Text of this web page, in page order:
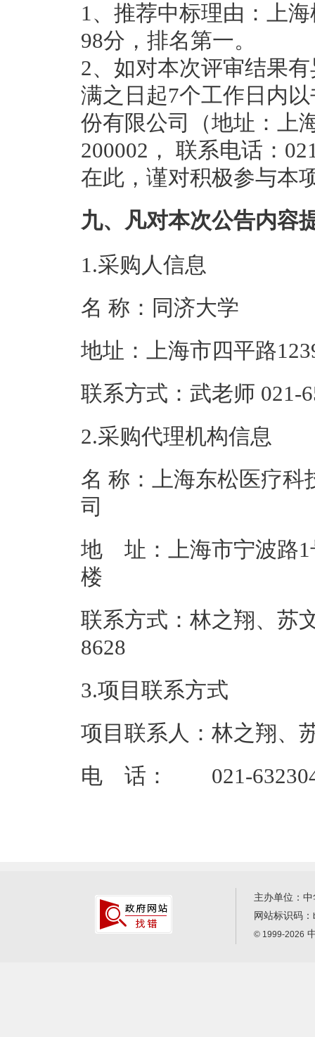
1、推荐中标理由：上
98分，排名第一。
2、如对本次评审结果
满之日起7个工作日内
份有限公司（地址：上
200002， 联系电话：
在此，谨对积极参与本
九、凡对本次公告内容
1.采购人信息
名 称：同济
地址：上海市
联系方式：武老
2.采购代理机构信息
名 称：上海东松医疗科
地 址：上海市宁波路1
联系方式：林之翔、苏
3.项目联系方式
项目联系人：林之翔、
电 话： 021-
主办单位：
网站标识码：
© 1999-2026